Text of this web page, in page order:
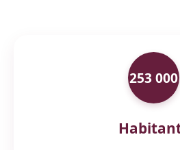
253 000